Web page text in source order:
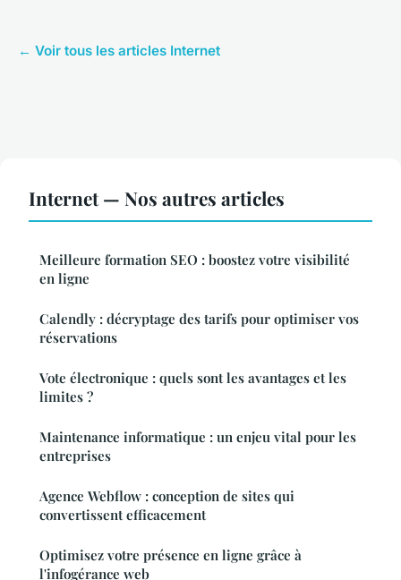
← Voir tous les articles Internet
Internet — Nos autres articles
Meilleure formation SEO : boostez votre visibilité
en ligne
Calendly : décryptage des tarifs pour optimiser vos
réservations
Vote électronique : quels sont les avantages et les
limites ?
Maintenance informatique : un enjeu vital pour les
entreprises
Agence Webflow : conception de sites qui
convertissent efficacement
Optimisez votre présence en ligne grâce à
l'infogérance web